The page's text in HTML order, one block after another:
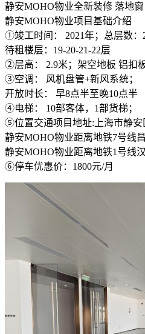
静安MOHO物业全新装修 落地窗
静安MOHO物业项目基础介绍
①竣工时间： 2021年；总层数：
待租楼层：19-20-21-22层
②层高： 2.9米；架空地板 铝扣板
③空调： 风机盘管+新风系统；
开放时长： 早8点半至晚10点半
④电梯： 10部客体，1部货梯；
⑤位置交通项目地址:上海市静安
静安MOHO物业距离地铁7号线
静安MOHO物业距离地铁1号线
⑥停车优惠价：1800元/月